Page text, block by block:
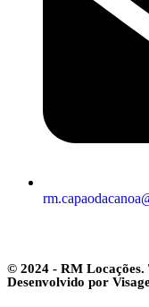
© 2024 - RM Locações.
Desenvolvido por